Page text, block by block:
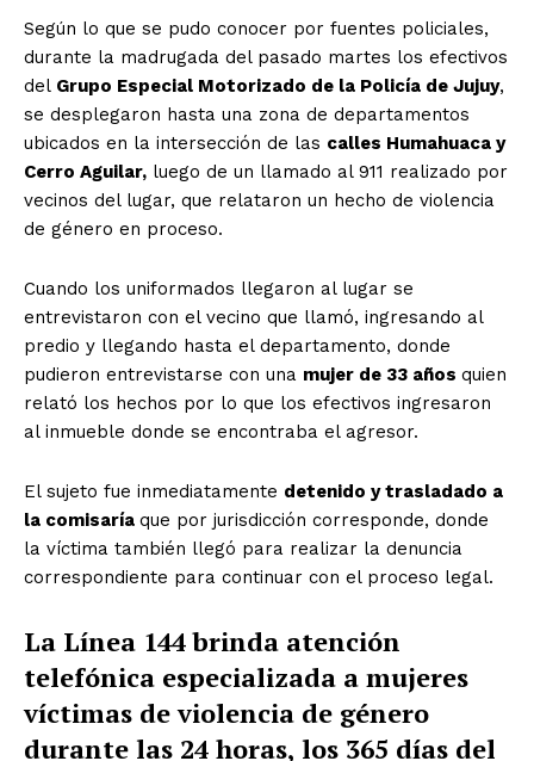
Según lo que se pudo conocer por fuentes policiales,
durante la madrugada del pasado martes los efectivos
del Grupo Especial Motorizado de la Policía de Jujuy,
se desplegaron hasta una zona de departamentos
ubicados en la intersección de las calles Humahuaca y
Cerro Aguilar, luego de un llamado al 911 realizado por
vecinos del lugar, que relataron un hecho de violencia
de género en proceso.
Cuando los uniformados llegaron al lugar se
entrevistaron con el vecino que llamó, ingresando al
predio y llegando hasta el departamento, donde
pudieron entrevistarse con una mujer de 33 años quien
relató los hechos por lo que los efectivos ingresaron
al inmueble donde se encontraba el agresor.
El sujeto fue inmediatamente detenido y trasladado a
la comisaría que por jurisdicción corresponde, donde
la víctima también llegó para realizar la denuncia
correspondiente para continuar con el proceso legal.
La Línea 144 brinda atención
telefónica especializada a mujeres
víctimas de violencia de género
durante las 24 horas, los 365 días del